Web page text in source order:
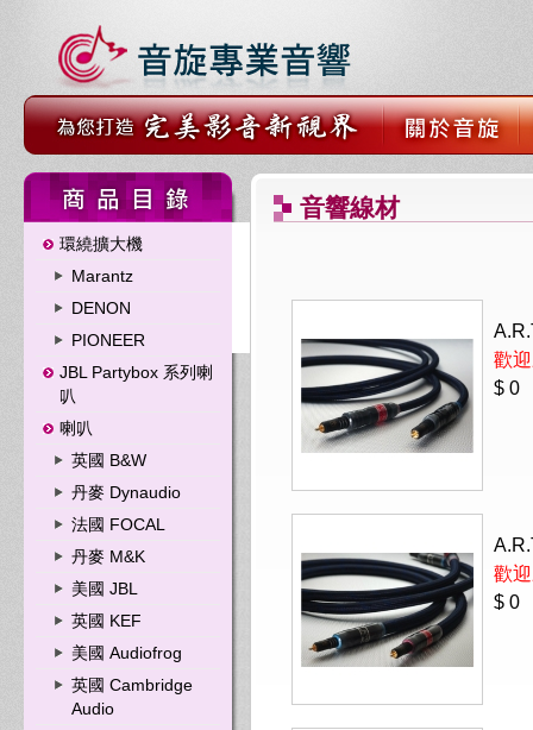
環繞擴大機
Marantz
DENON
PIONEER
JBL Partybox 系列喇
叭
喇叭
英國 B&W
丹麥 Dynaudio
法國 FOCAL
丹麥 M&K
美國 JBL
英國 KEF
美國 Audiofrog
英國 Cambridge
Audio
音響線材
歡
$ 0
歡
$ 0